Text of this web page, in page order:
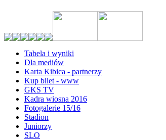
Tabela i wyniki
Dla mediów
Karta Kibica - partnerzy
Kup bilet - www
GKS TV
Kadra wiosna 2016
Fotogalerie 15/16
Stadion
Juniorzy
SLO